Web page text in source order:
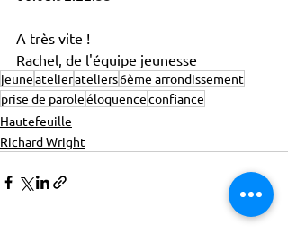
A très vite !
Rachel, de l'équipe jeunesse
jeuneatelierateliers6ème arrondissement
prise de paroleéloquenceconfiance
Hautefeuille
Richard Wright